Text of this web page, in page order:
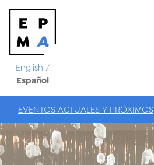
English /
Español
EVENTOS ACTUALES Y PRÓXIMOS